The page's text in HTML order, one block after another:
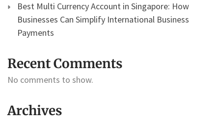
Best Multi Currency Account in Singapore: How
Businesses Can Simplify International Business
Payments
Recent Comments
No comments to show.
Archives